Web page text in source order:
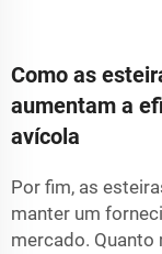
Como as
aumentam a
avícola
Por fim, as
manter um
mercado.